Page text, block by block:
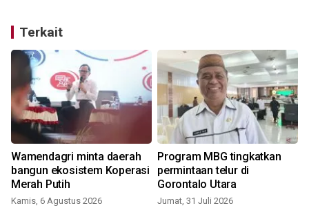
Terkait
Wamendagri minta daerah
bangun ekosistem Koperasi
Merah Putih
Kamis, 6 Agustus 2026
Program MBG tingkatkan
permintaan telur di
Gorontalo Utara
Jumat, 31 Juli 2026